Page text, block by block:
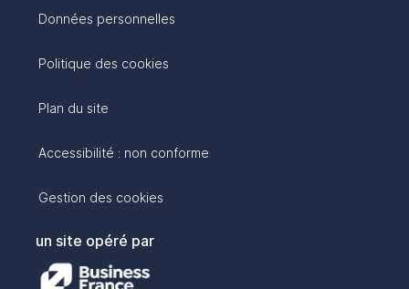
Données personnelles
Politique des cookies
Plan du site
Accessibilité : non conforme
Gestion des cookies
un site opéré par